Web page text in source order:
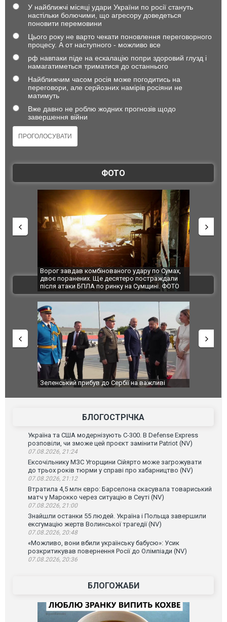
У найближчі місяці удари України по росії стануть
настільки болючими, що агресору доведеться
поновити перемовини
Цього року не варто чекати поновлення переговорного
процесу. А от наступного - можливо все
рф навпаки піде на ескалацію попри здоровий глузд і
намагатиметься триматися до останнього
Найближчим часом росія може погодитись на
переговори, але серйозних намірів росіяни не
матимуть
Вже давно не роблю жодних прогнозів щодо
завершення війни
ФОТО
по Сумах,
ФОТО
За 2000 кілометрів від кордону з Україною: в
Єкатеринбурзі після атаки дронів загорівся
склад Wildberries. ФОТО. ВІДЕО
"Мої
ВІДЕО
"Вони воюють, самі хочуть воювати, бо дурні": у
зневажливих слів про українських захисників.
В
БЛОГОСТРІЧКА
Україна та США модернізують С-300. В Defense Express
розповіли, чи зможе цей проєкт замінити Patriot (NV)
07.08.2026, 21:24
Ексочільнику МЗС Угорщини Сійярто може загрожувати
до трьох років тюрми у справі про хабарництво (NV)
07.08.2026, 21:12
Втратила 4,5 млн євро: Барселона скасувала товариський
матч у Марокко через ситуацію в Сеуті (NV)
07.08.2026, 21:00
Знайшли останки 55 людей. Україна і Польща завершили
ексгумацію жертв Волинської трагедії (NV)
07.08.2026, 20:48
«Можливо, вони вбили українську бабусю»: Усик
розкритикував повернення Росії до Олімпіади (NV)
07.08.2026, 20:36
БЛОГОЖАБИ